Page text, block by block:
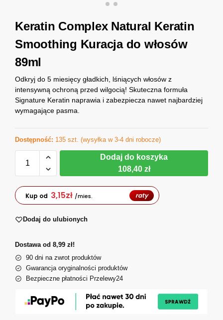
Keratin Complex Natural Keratin
Smoothing Kuracja do włosów
89ml
Odkryj do 5 miesięcy gładkich, lśniących włosów z
intensywną ochroną przed wilgocią! Skuteczna formuła
Signature Keratin naprawia i zabezpiecza nawet najbardziej
wymagające pasma.
Dostępność: 135 szt. (wysyłka w 3-4 dni robocze)
Dodaj do koszyka
108,40 zł
Kup od 3,15zł /mies. raty
Dodaj do ulubionych
Dostawa od 8,99 zł!
90 dni na zwrot produktów
Gwarancja oryginalności produktów
Bezpieczne płatności Przelewy24